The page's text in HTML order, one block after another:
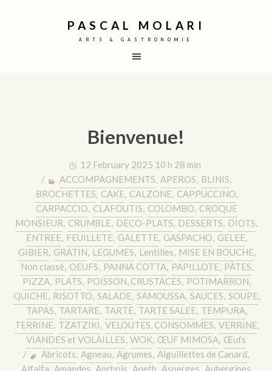
PASCAL MOLARI
ARTS & GASTRONOMIE
Bienvenue!
12 February 2025 10 h 28 min
/
ACCOMPAGNEMENTS, APEROS, BLINIS,
BROCHETTES, CAKE, CALZONE, CAPPUCCINO,
CARPACCIO, CLAFOUTIS, COLOMBO, CROQUE
MONSIEUR, CRUMBLE, DECO-PLATS, DESSERTS, DIOTS,
ENTREE, FEUILLETE, GALETTE, GASPACHO, GELEE,
GIBIER, GRATIN, LEGUMES, Lentilles, MISE EN BOUCHE,
Non classé, OEUFS, PANNA COTTA, PAPILLOTE, PÂTES,
PIZZA, PLATS, POISSON, CRUSTACES, POTIMARRON,
QUICHE, RISOTTO, SALADE, SAMOUSSA, SAUCES, SOUPE,
TAPAS, TARTARE, TARTE, TARTE SALEE, TEMPURA,
TERRINE, TZATZIKI, VELOUTES, CONSOMMES, VERRINE,
VIANDES et VOLAILLES, WOK, ŒUF MIMOSA, Œufs
/
Abricots, Agneau, Agrumes, Aiguillettes de Canard,
Alfalfa, Amandes, Anchois, Aneth, Asperges, Aubergines,